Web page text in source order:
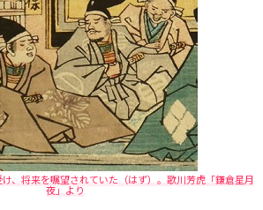
、将来を嘱望されていた（はず）。歌川芳虎「鎌倉星月
夜」より